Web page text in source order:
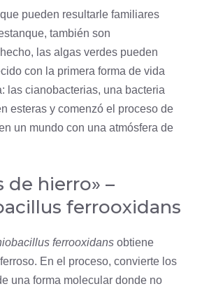
pueden resultarle familiares
también son
las algas verdes pueden
con la primera forma de vida
las cianobacterias, una bacteria
esteras y comenzó el proceso de
un mundo con una atmósfera de
de hierro» –
ferrooxidans
ferrooxidans obtiene
En el proceso, convierte los
una forma molecular donde no